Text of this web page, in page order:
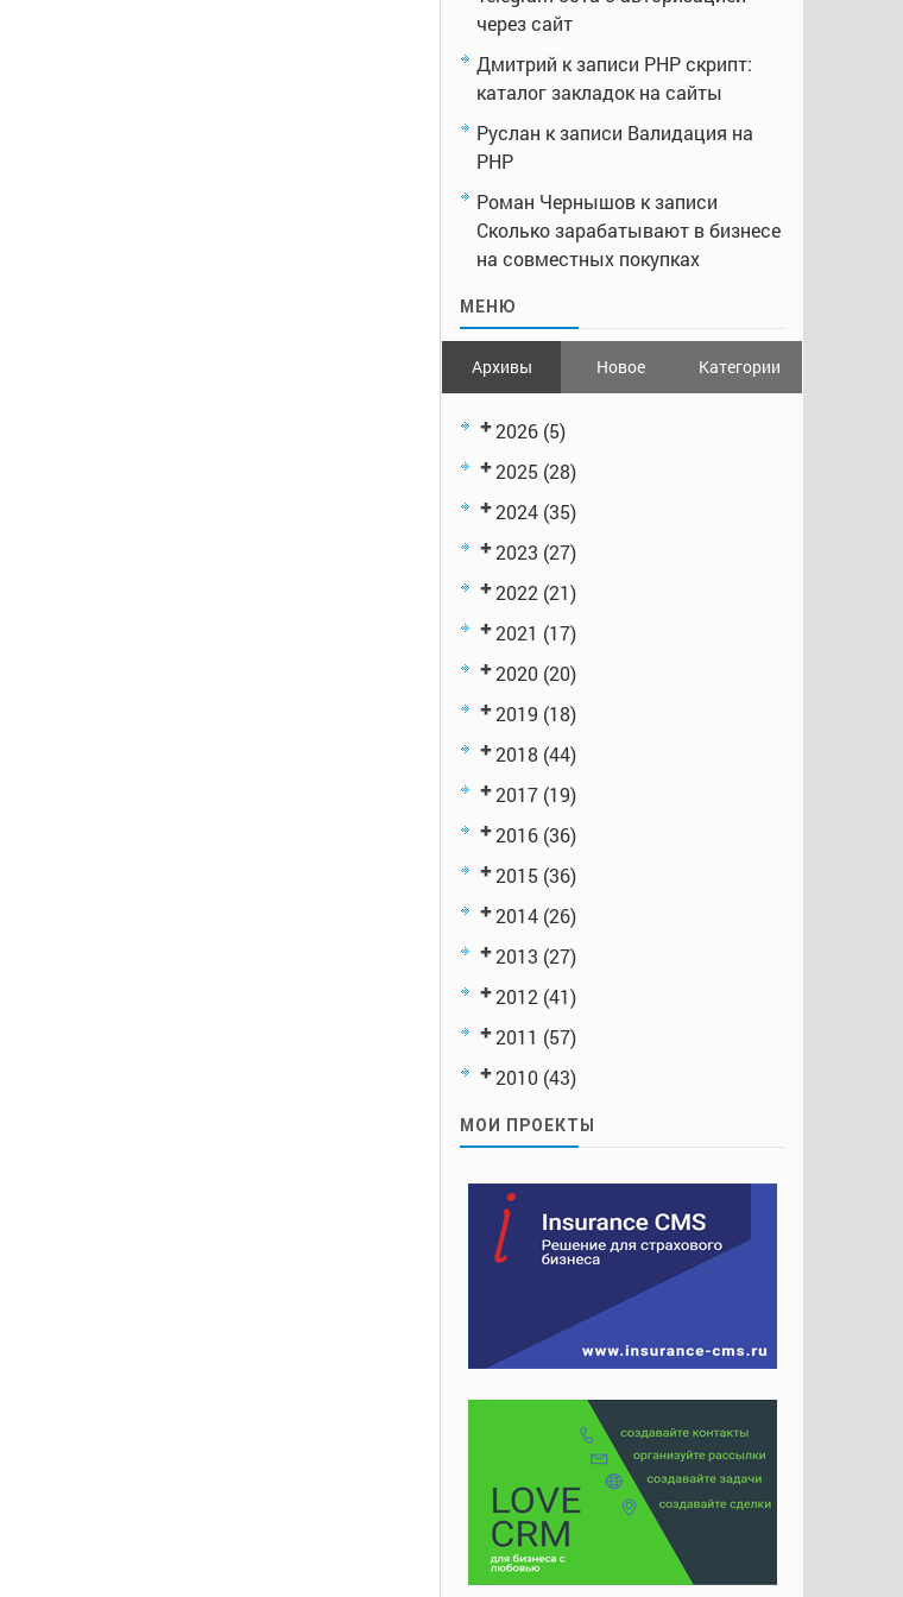
через сайт
Дмитрий к записи PHP скрипт:
каталог закладок на сайты
Руслан к записи Валидация на
PHP
Роман Чернышов к записи
Сколько зарабатывают в бизнесе
на совместных покупках
МЕНЮ
Архивы Новое Категории
2026 (5)
2025 (28)
2024 (35)
2023 (27)
2022 (21)
2021 (17)
2020 (20)
2019 (18)
2018 (44)
2017 (19)
2016 (36)
2015 (36)
2014 (26)
2013 (27)
2012 (41)
2011 (57)
2010 (43)
МОИ ПРОЕКТЫ